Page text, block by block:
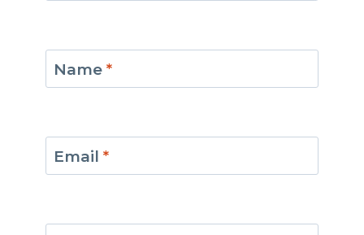
Name *
Email *